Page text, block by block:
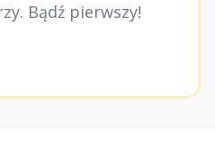
Bądź pierwszy!